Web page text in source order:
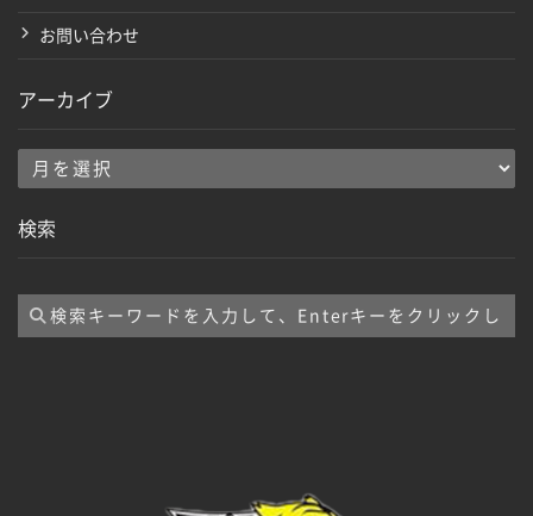
お問い合わせ
アーカイブ
ア
カ
ブ
検索